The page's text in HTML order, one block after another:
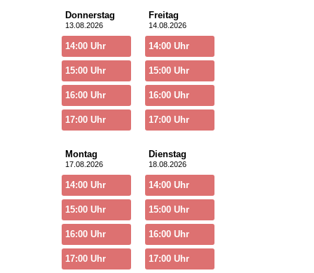
Donnerstag
13.08.2026
14:00 Uhr
15:00 Uhr
16:00 Uhr
17:00 Uhr
Freitag
14.08.2026
14:00 Uhr
15:00 Uhr
16:00 Uhr
17:00 Uhr
Montag
17.08.2026
14:00 Uhr
15:00 Uhr
16:00 Uhr
17:00 Uhr
Dienstag
18.08.2026
14:00 Uhr
15:00 Uhr
16:00 Uhr
17:00 Uhr